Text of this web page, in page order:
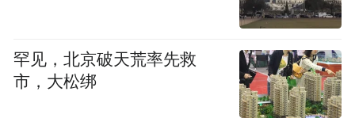
罕见，北京破天荒率先救
市，大松绑